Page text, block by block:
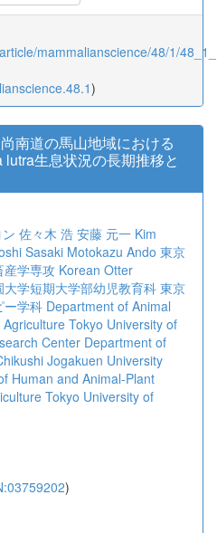
mammalianscience/48/1/
)
南道の馬山地域における
生息状況の長期推移と
佐々木 浩 安藤 元一 Kim
Sasaki Motokazu Ando 東京
産学専攻 Korean Otter
大学短期大学部幼児教育科 東京
ー学科 Department of Animal
Tokyo University of
Center Department of
Jogakuen University
Human and Animal-Plant
Tokyo University of
)